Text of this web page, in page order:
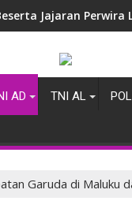
Jajaran Perwira
AD TNI AL
Garuda di Maluku